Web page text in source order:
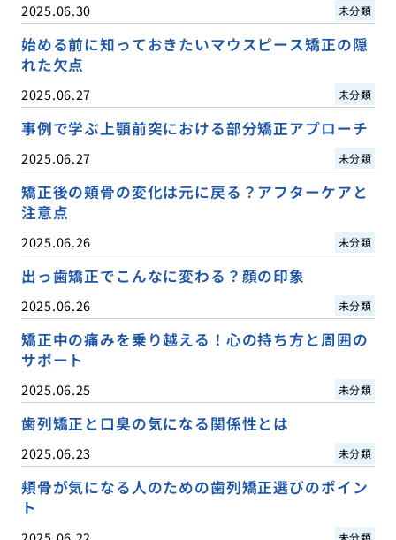
2025.06.30 未分類
始める前に知っておきたいマウスピース矯正の隠
れた欠点
2025.06.27 未分類
事例で学ぶ上顎前突における部分矯正アプローチ
2025.06.27 未分類
矯正後の頬骨の変化は元に戻る？アフターケアと
注意点
2025.06.26 未分類
出っ歯矯正でこんなに変わる？顔の印象
2025.06.26 未分類
矯正中の痛みを乗り越える！心の持ち方と周囲の
サポート
2025.06.25 未分類
歯列矯正と口臭の気になる関係性とは
2025.06.23 未分類
頬骨が気になる人のための歯列矯正選びのポイン
ト